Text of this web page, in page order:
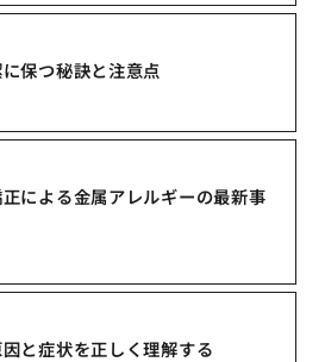
保つ秘訣と注意点
による金属アレルギーの最新事
と症状を正しく理解する